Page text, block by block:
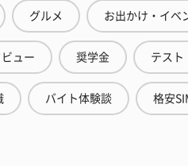
グルメ お出かけ・イベ
ュー 奨学金 テスト
バイト体験談 格安